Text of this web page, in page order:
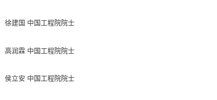
徐建国 中国工程院院士
高润霖 中国工程院院士
侯立安 中国工程院院士